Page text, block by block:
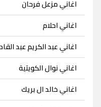
اغاني مزعل فرحان
اغاني احلام
اغاني عبد الكريم عبد
اغاني نوال الكويتية
اغاني خالد ال بريك